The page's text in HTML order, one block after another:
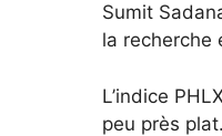
Sumit
la recherche
L’indice
peu près